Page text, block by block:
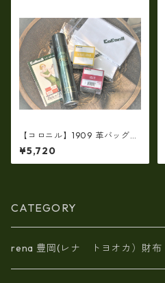
【コロニル】1909 革バッグ・
財布専用 お手入れケアセッ
ト-04 バッグ・財布用レザ
ーケア
¥5,720
CATEGORY
rena 豊岡(レナ トヨオカ）財布